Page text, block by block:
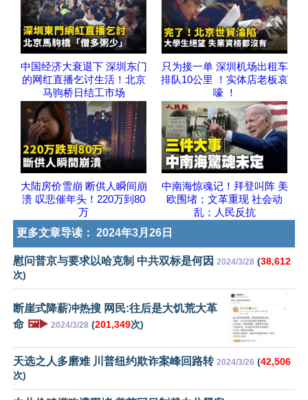
中国经济大衰退下 深圳东门
的网红直播乞讨生活！北京
马驹桥日结工市场
只为接一单 深圳机场出租车
排队10公里 ！实体店老板哀
嚎 ！
大陆房价雪崩 断供人瞬间崩
溃 叹悲催年头！220万到80
万
中南海惊魂记！拜登叫阵 美
欧围堵；文革重现 社会动
乱；人民反抗
更多文章导读： 2024年3月26日
慰问普京与要求以哈克制 中共双标是何因 2024/3/28 (38,612
次)
断崖式降薪冲热搜 网民:往后是大饥荒大革
命 🖼️▶️ 2024/3/28 (201,349次)
天选之人多磨难 川普纽约欺诈案峰回路转 2024/3/26 (42,506
次)